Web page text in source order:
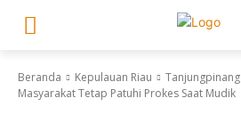
Beranda Kepulauan Riau Tanjungpinang
Masyarakat Tetap Patuhi Prokes Saat Mudik